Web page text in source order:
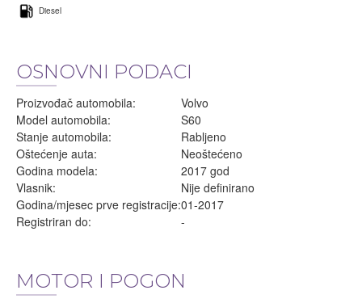
Diesel
OSNOVNI PODACI
Proizvođač automobila:
Volvo
Model automobila:
S60
Stanje automobila:
Rabljeno
Oštećenje auta:
Neoštećeno
Godina modela:
2017 god
Vlasnik:
Nije definirano
Godina/mjesec prve registracije:01-2017
Registriran do:
-
MOTOR I POGON